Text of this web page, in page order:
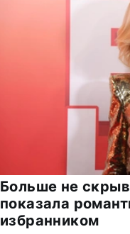
Больше не
показала
избранником